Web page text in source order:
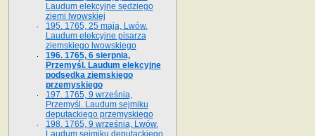
Laudum elekcyjne sędziego
ziemi lwowskiej
195. 1765, 25 maja, Lwów.
Laudum elekcyjne pisarza
ziemskiego lwowskiego
196. 1765, 6 sierpnia,
Przemyśl. Laudum elekcyjne
podsędka ziemskiego
przemyskiego
197. 1765, 9 września,
Przemyśl. Laudum sejmiku
deputackiego przemyskiego
198. 1765, 9 września, Lwów.
Laudum sejmiku deputackiego